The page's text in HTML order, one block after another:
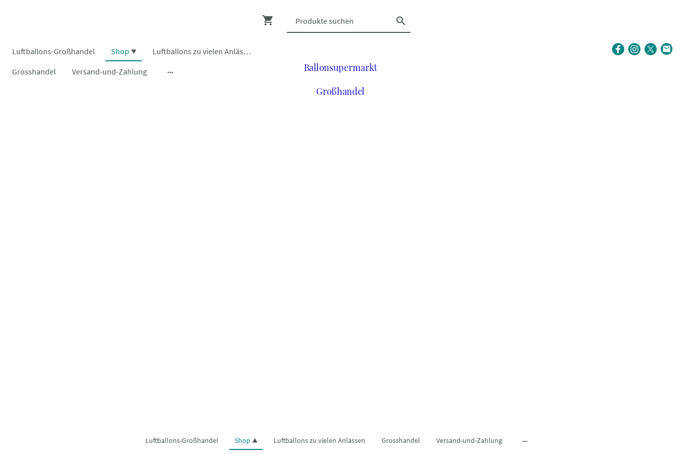
Luftballons-Großhandel Shop
Luftballons zu vielen Anlässen
Grosshandel
Versand-und-Zahlung
Ballonsupermarkt
Großhandel
Luftballons-Großhandel Shop Luftballons zu vielen Anlässen Grosshandel Versand-und-Zahlung